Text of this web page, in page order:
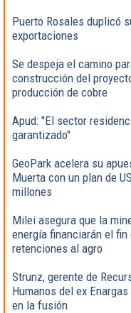
Puerto Rosales duplicó
exportaciones
Se despeja el camino
construcción del
producción de cobre
Apud: "El sector
garantizado"
GeoPark acelera su
Muerta con un plan de
millones
Milei asegura que la
energía financiarán el fin
retenciones al agro
Strunz, gerente de
Humanos del ex
en la fusión